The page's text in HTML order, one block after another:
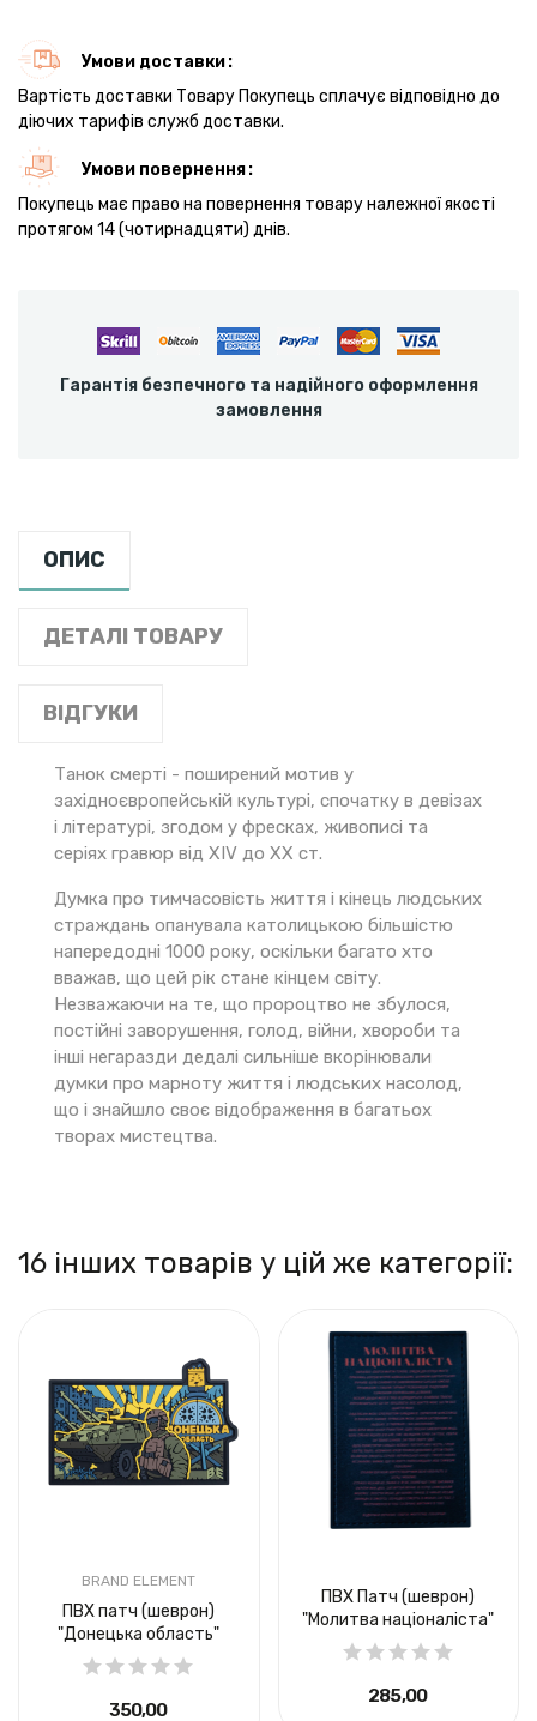
Умови доставки
Вартість доставки Товару Покупець сплачує відповідно до
діючих тарифів служб доставки.
Умови повернення
Покупець має право на повернення товару належної якості
протягом 14 (чотирнадцяти) днів.
Гарантія безпечного та надійного оформлення
замовлення
ОПИС
ДЕТАЛІ ТОВАРУ
ВІДГУКИ
Танок смерті - поширений мотив у
західноєвропейській культурі, спочатку в девізах
і літературі, згодом у фресках, живописі та
серіях гравюр від XIV до XX ст.
Думка про тимчасовість життя і кінець людських
страждань опанувала католицькою більшістю
напередодні 1000 року, оскільки багато хто
вважав, що цей рік стане кінцем світу.
Незважаючи на те, що пророцтво не збулося,
постійні заворушення, голод, війни, хвороби та
інші негаразди дедалі сильніше вкорінювали
думки про марноту життя і людських насолод,
що і знайшло своє відображення в багатьох
творах мистецтва.
16 інших товарів у цій же категорії:
BRAND ELEMENT
ПВХ патч (шеврон)
"Донецька область"
350,00 ₴
ПВХ Патч (шеврон)
"Молитва націоналіста"
285,00 ₴